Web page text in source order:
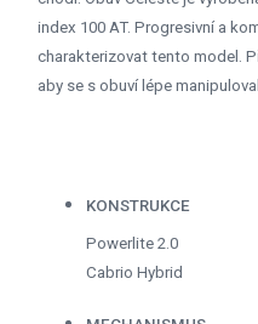
index 100 AT. Progresivní a
charakterizovat tento model.
aby se s obuví lépe
KONSTRUKCE
Powerlite 2.0
Cabrio Hybrid